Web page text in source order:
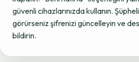
güvenli cihazlarınızda kullanın.
görürseniz şifrenizi güncelleyin ve
bildirin.